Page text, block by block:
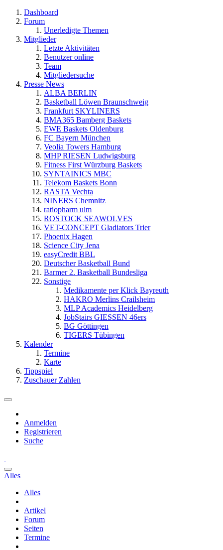
Dashboard
Forum
Unerledigte Themen
Mitglieder
Letzte Aktivitäten
Benutzer online
Team
Mitgliedersuche
Presse News
ALBA BERLIN
Basketball Löwen Braunschweig
Frankfurt SKYLINERS
BMA365 Bamberg Baskets
EWE Baskets Oldenburg
FC Bayern München
Veolia Towers Hamburg
MHP RIESEN Ludwigsburg
Fitness First Würzburg Baskets
SYNTAINICS MBC
Telekom Baskets Bonn
RASTA Vechta
NINERS Chemnitz
ratiopharm ulm
ROSTOCK SEAWOLVES
VET-CONCEPT Gladiators Trier
Phoenix Hagen
Science City Jena
easyCredit BBL
Deutscher Basketball Bund
Barmer 2. Basketball Bundesliga
Sonstige
Medikamente per Klick Bayreuth
HAKRO Merlins Crailsheim
MLP Academics Heidelberg
JobStairs GIESSEN 46ers
BG Göttingen
TIGERS Tübingen
Kalender
Termine
Karte
Tippspiel
Zuschauer Zahlen
Anmelden
Registrieren
Suche
Alles
Alles
Artikel
Forum
Seiten
Termine